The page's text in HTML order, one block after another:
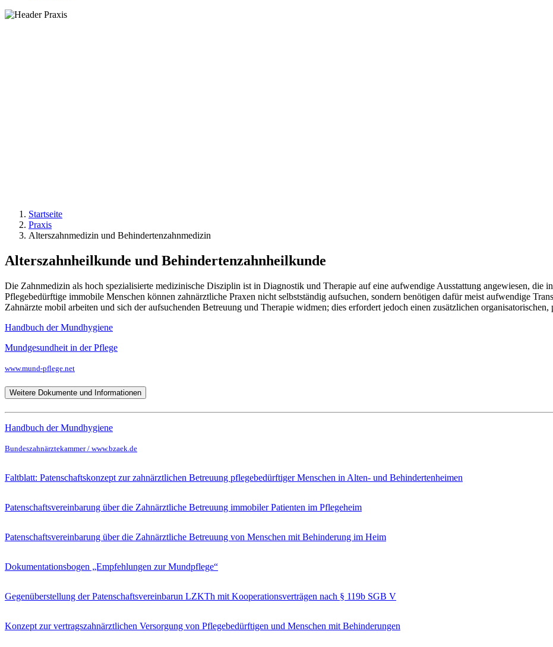
Startseite
Praxis
Alterszahnmedizin und Behindertenzahnmedizin
Alterszahnheilkunde und Behindertenzahnheilkunde
Die Zahnmedizin als hoch spezialisierte medizinische Disziplin ist in Diagnostik und Therapie auf eine aufwendige Ausstattung angewiesen, die
Pflegebedürftige immobile Menschen können zahnärztliche Praxen nicht selbstständig aufsuchen, sondern benötigen dafür meist aufwendige
Zahnärzte mobil arbeiten und sich der aufsuchenden Betreuung und Therapie widmen; dies erfordert jedoch einen zusätzlichen
Handbuch der Mundhygiene
Mundgesundheit in der Pflege
www.mund-pflege.net
Weitere Dokumente und Informationen
Handbuch der Mundhygiene
Bundeszahnärztekammer / www.bzaek.de
Faltblatt: Patenschaftskonzept zur zahnärztlichen Betreuung pflegebedürftiger Menschen in Alten- und Behindertenheimen
Patenschaftsvereinbarung über die Zahnärztliche Betreuung immobiler Patienten im Pflegeheim
Patenschaftsvereinbarung über die Zahnärztliche Betreuung von Menschen mit Behinderung im Heim
Dokumentationsbogen „Empfehlungen zur Mundpflege“
Gegenüberstellung der Patenschaftsvereinbarun LZKTh mit Kooperationsverträgen nach § 119b SGB V
Konzept zur vertragszahnärztlichen Versorgung von Pflegebedürftigen und Menschen mit Behinderungen